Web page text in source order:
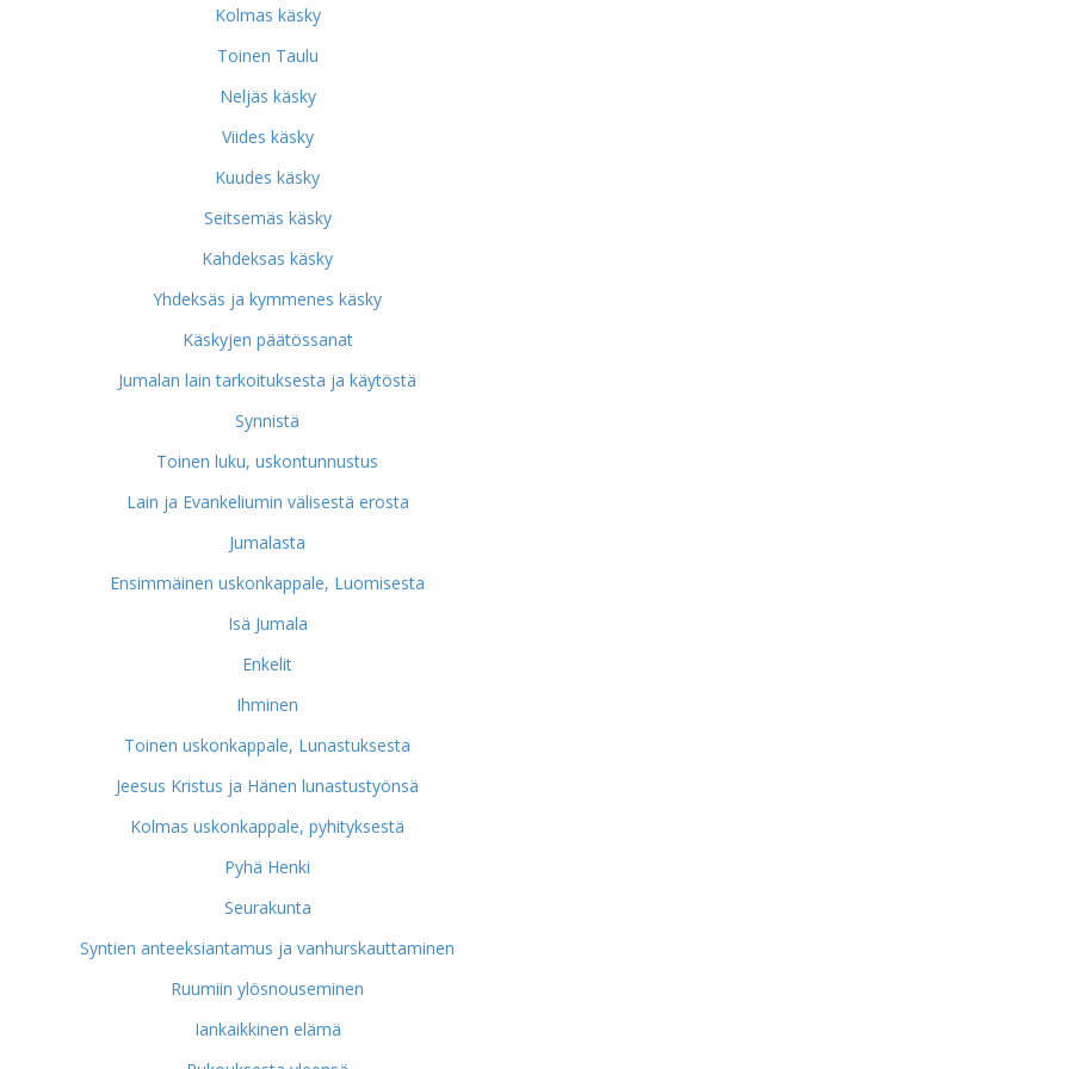
Kolmas käsky
Toinen Taulu
Neljäs käsky
Viides käsky
Kuudes käsky
Seitsemäs käsky
Kahdeksas käsky
Yhdeksäs ja kymmenes käsky
Käskyjen päätössanat
Jumalan lain tarkoituksesta ja käytöstä
Synnistä
Toinen luku, uskontunnustus
Lain ja Evankeliumin välisestä erosta
Jumalasta
Ensimmäinen uskonkappale, Luomisesta
Isä Jumala
Enkelit
Ihminen
Toinen uskonkappale, Lunastuksesta
Jeesus Kristus ja Hänen lunastustyönsä
Kolmas uskonkappale, pyhityksestä
Pyhä Henki
Seurakunta
Syntien anteeksiantamus ja vanhurskauttaminen
Ruumiin ylösnouseminen
Iankaikkinen elämä